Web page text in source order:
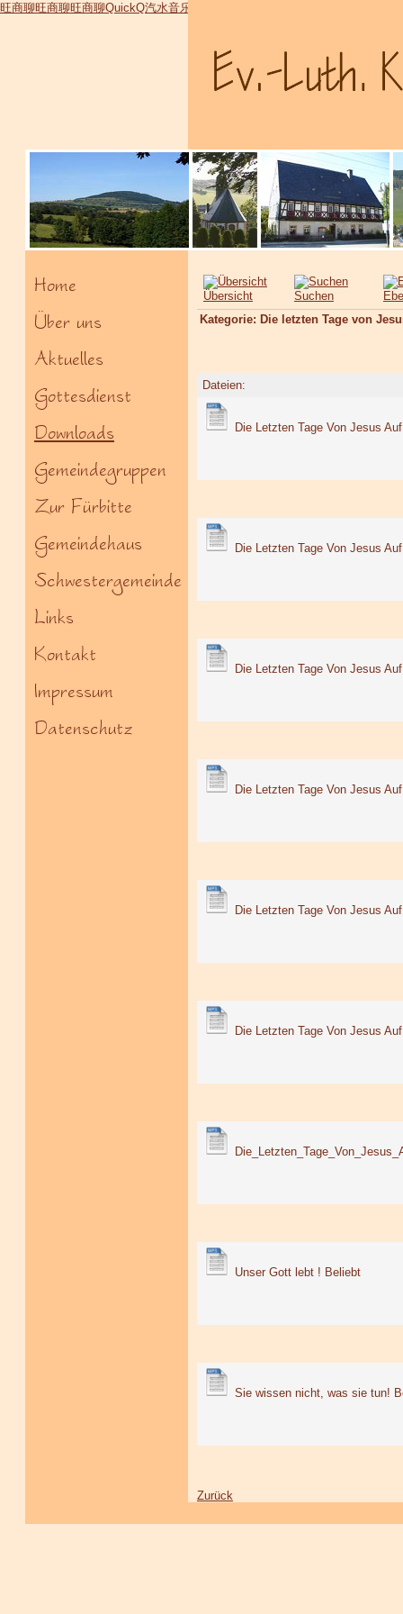
Home
Über uns
Aktuelles
Gottesdienst
Downloads
Gemeindegruppen
Zur Fürbitte
Gemeindehaus
Schwestergemeinde
Links
Kontakt
Impressum
Datenschutz
Übersicht Suchen
Kategorie: Die letzten Tage von
Dateien:
Die Letzten Tage Von Jesus
Die Letzten Tage Von Jesus
Die Letzten Tage Von Jesus
Die Letzten Tage Von Jesus
Die Letzten Tage Von Jesus
Die Letzten Tage Von Jesus
Unser Gott lebt ! Beliebt
Sie wissen nicht, was sie tun!
Zurück
旺商聊旺商聊旺商聊QuickQ汽水音乐